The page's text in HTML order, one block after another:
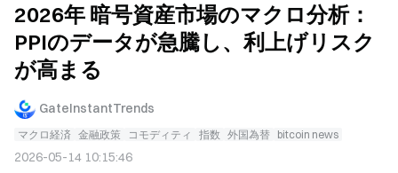
2026年 暗号資産市場のマクロ分析：
PPIのデータが急騰し、利上げリスク
が高まる
GateInstantTrends
マクロ経済 金融政策 コモディティ 指数 外国為替 bitcoin news
2026-05-14 10:15:46